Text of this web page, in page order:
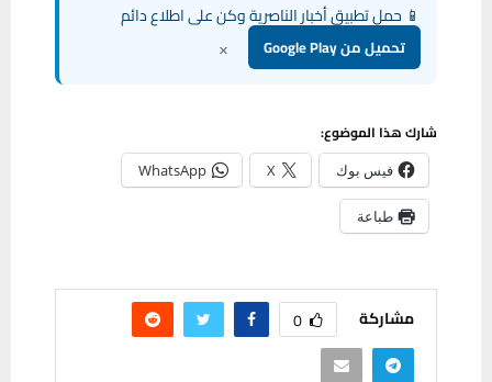
📱 حمل تطبيق أخبار الناصرية وكن على اطلاع دائم
تحميل من Google Play ×
شارك هذا الموضوع:
فيس بوك X
WhatsApp
طباعة
مشاركة 0